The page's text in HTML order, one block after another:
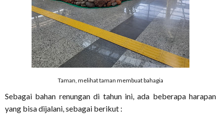
Taman, melihat taman membuat bahagia
Sebagai bahan renungan di tahun ini, ada beberapa harapan
yang bisa dijalani, sebagai berikut :